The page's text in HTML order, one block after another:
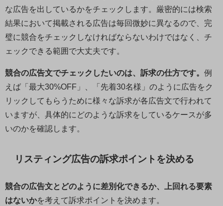
な広告を出しているかをチェックします。厳密的には検索
結果において掲載される広告は毎回微妙に異なるので、完
璧に競合をチェックしなければならないわけではなく、チ
ェックできる範囲で大丈夫です。
競合の広告文でチェックしたいのは、訴求の仕方です。 例
えば「最大30%OFF」、「先着30名様」のように広告をク
リックしてもらうために様々な訴求が各広告文で行われて
いますが、具体的にどのような訴求をしているケースが多
いのかを確認します。
リスティング広告の訴求ポイントを決める
競合の広告文とどのように差別化できるか、上回れる要素
はないかを考えて訴求ポイントを決めます。